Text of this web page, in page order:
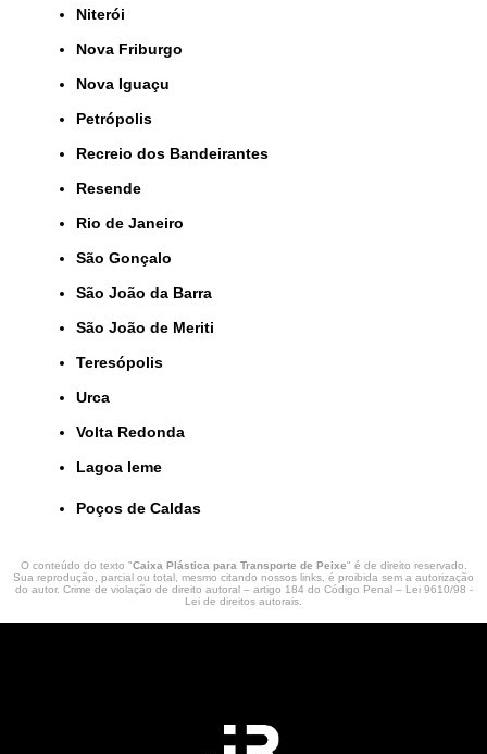
Niterói
Nova Friburgo
Nova Iguaçu
Petrópolis
Recreio dos Bandeirantes
Resende
Rio de Janeiro
São Gonçalo
São João da Barra
São João de Meriti
Teresópolis
Urca
Volta Redonda
lagoa leme
Poços de Caldas
O conteúdo do texto "Caixa Plástica para Transporte de Peixe" é de direito reservado.
Sua reprodução, parcial ou total, mesmo citando nossos links, é proibida sem a autorização
do autor. Crime de violação de direito autoral – artigo 184 do Código Penal – Lei 9610/98 -
Lei de direitos autorais.